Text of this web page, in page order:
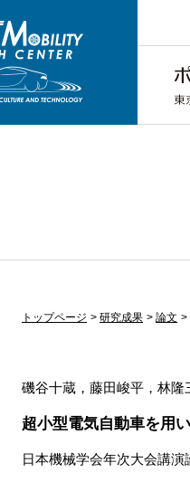
トップページ 研究成果 論文
磯谷十蔵，藤田峻平，林
超小型電気自動車を用
日本機械学会年次大会講